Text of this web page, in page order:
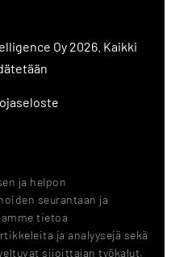
Oy 2026. Kaikki
ja helpon
seurantaan ja
tietoa
ja analyysejä sekä
sijoittajan työkalut.